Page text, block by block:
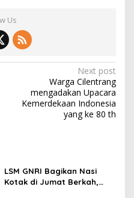
Us
Next post
Warga Cilentrang
mengadakan Upacara
Kemerdekaan Indonesia
yang ke 80 th
LSM GNRI Bagikan Nasi
Kotak di Jumat Berkah,